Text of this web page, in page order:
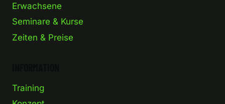
Erwachsene
Seminare & Kurse
Zeiten & Preise
Training